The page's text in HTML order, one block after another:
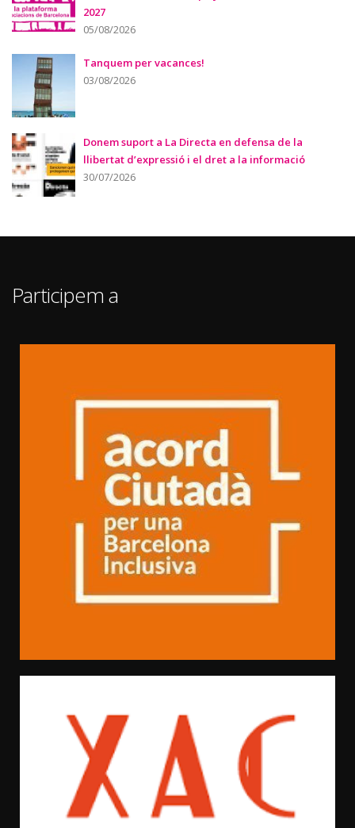
2027
05/08/2026
Tanquem per vacances!
03/08/2026
Donem suport a La Directa en defensa de la
llibertat d’expressió i el dret a la informació
30/07/2026
Participem a